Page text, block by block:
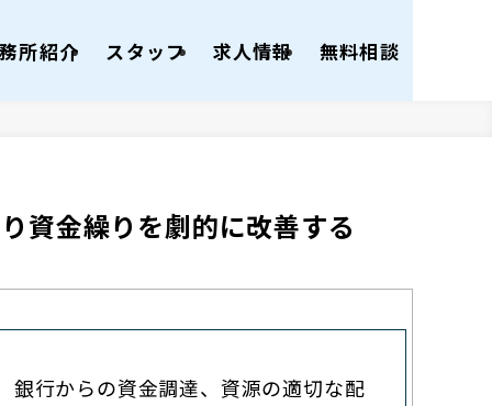
所紹介 スタッフ 求人情報 無料相談
資金繰りを劇的に改善する
銀行からの資金調達、資源の適切な配